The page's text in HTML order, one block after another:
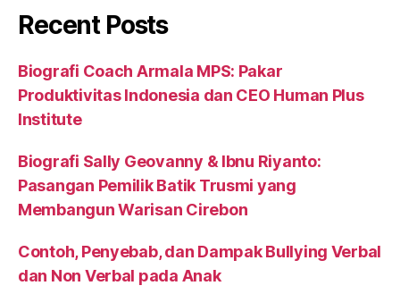
Recent Posts
Biografi Coach Armala MPS: Pakar
Produktivitas Indonesia dan CEO Human Plus
Institute
Biografi Sally Geovanny & Ibnu Riyanto:
Pasangan Pemilik Batik Trusmi yang
Membangun Warisan Cirebon
Contoh, Penyebab, dan Dampak Bullying Verbal
dan Non Verbal pada Anak